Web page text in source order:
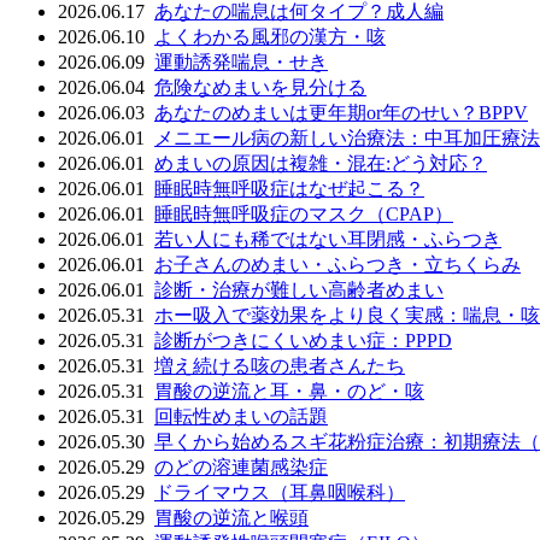
2026.06.17 あなたの喘息は何タイプ？成人編
2026.06.10 よくわかる風邪の漢方・咳
2026.06.09 運動誘発喘息・せき
2026.06.04 危険なめまいを見分ける
2026.06.03 あなたのめまいは更年期or年のせい？BPPV
2026.06.01
メニエール病の新しい治療法：中耳加圧療法
2026.06.01
めまいの原因は複雑・混在:どう対応？
2026.06.01
睡眠時無呼吸症はなぜ起こる？
2026.06.01
睡眠時無呼吸症のマスク（CPAP）
2026.06.01
若い人にも稀ではない耳閉感・ふらつき
2026.06.01
お子さんのめまい・ふらつき・立ちくらみ
2026.06.01
診断・治療が難しい高齢者めまい
2026.05.31
ホー吸入で薬効果をより良く実感：喘息・
2026.05.31
診断がつきにくいめまい症：PPPD
2026.05.31
増え続ける咳の患者さんたち
2026.05.31
胃酸の逆流と耳・鼻・のど・咳
2026.05.31
回転性めまいの話題
2026.05.30 早くから始めるスギ花粉症治療：初期療法（
2026.05.29 のどの溶連菌感染症
2026.05.29
ドライマウス（耳鼻咽喉科）
2026.05.29 胃酸の逆流と喉頭